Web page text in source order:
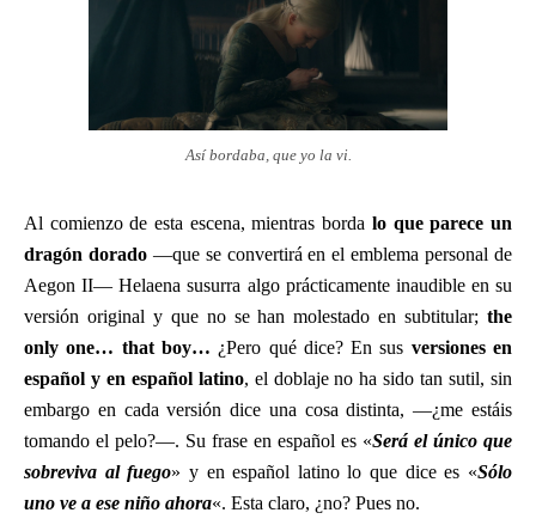
Así bordaba, que yo la vi.
Al comienzo de esta escena, mientras borda lo que parece un
dragón dorado—que se convertirá en el emblema personal de
Aegon II— Helaena susurra algo prácticamente inaudible en su
versión original y que no se han molestado en subtitular; the
only one… that boy… ¿Pero qué dice? En sus versiones en
español y en español latino, el doblaje no ha sido tan sutil, sin
embargo en cada versión dice una cosa distinta, —¿me estáis
tomando el pelo?—. Su frase en español es «Será el único que
sobreviva al fuego» y en español latino lo que dice es «Sólo
uno ve a ese niño ahora«. Esta claro, ¿no? Pues no.